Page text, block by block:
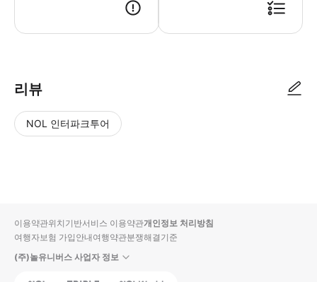
리뷰
NOL 인터파크투어
입니
다.
순
상
이용약관위치기반서비스 이용약관개인정보 처리방침
여행자보험 가입안내여행약관분쟁해결기준
(주)놀유니버스 사업자 정보